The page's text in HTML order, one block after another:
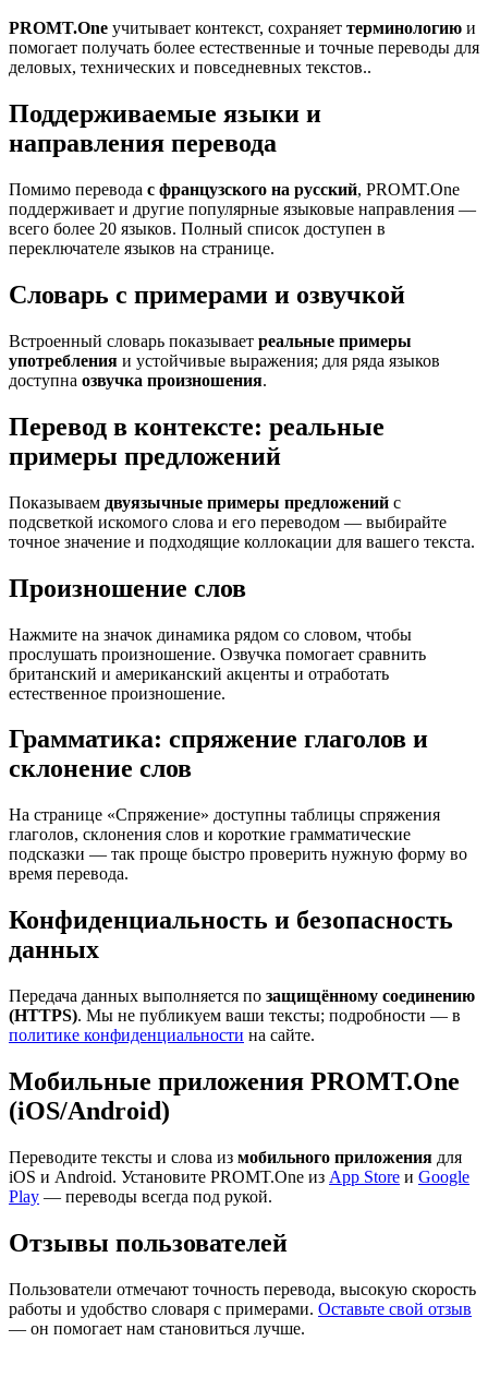
PROMT.One учитывает контекст, сохраняет терминологию и
помогает получать более естественные и точные переводы для
деловых, технических и повседневных текстов..
Поддерживаемые языки и
направления перевода
Помимо перевода с французского на русский, PROMT.One
поддерживает и другие популярные языковые направления —
всего более 20 языков. Полный список доступен в
переключателе языков на странице.
Словарь с примерами и озвучкой
Встроенный словарь показывает реальные примеры
употребления и устойчивые выражения; для ряда языков
доступна озвучка произношения.
Перевод в контексте: реальные
примеры предложений
Показываем двуязычные примеры предложений с
подсветкой искомого слова и его переводом — выбирайте
точное значение и подходящие коллокации для вашего текста.
Произношение слов
Нажмите на значок динамика рядом со словом, чтобы
прослушать произношение. Озвучка помогает сравнить
британский и американский акценты и отработать
естественное произношение.
Грамматика: спряжение глаголов и
склонение слов
На странице «Спряжение» доступны таблицы спряжения
глаголов, склонения слов и короткие грамматические
подсказки — так проще быстро проверить нужную форму во
время перевода.
Конфиденциальность и безопасность
данных
Передача данных выполняется по защищённому соединению
(HTTPS). Мы не публикуем ваши тексты; подробности — в
политике конфиденциальности на сайте.
Мобильные приложения PROMT.One
(iOS/Android)
Переводите тексты и слова из мобильного приложения для
iOS и Android. Установите PROMT.One из App Store и Google
Play — переводы всегда под рукой.
Отзывы пользователей
Пользователи отмечают точность перевода, высокую скорость
работы и удобство словаря с примерами. Оставьте свой отзыв
— он помогает нам становиться лучше.